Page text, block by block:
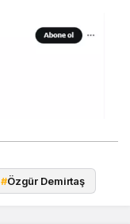
#Özgür Demirtaş